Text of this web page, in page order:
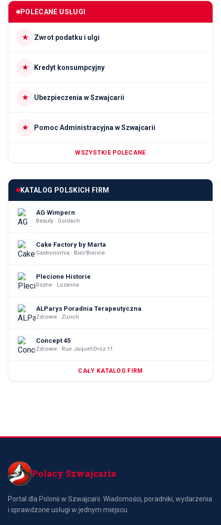
POLECANE USŁUGI
★ Zwrot podatku i ulgi
★ Kredyt konsumpcyjny
★ Ubezpieczenia w Szwajcarii
★ Pomoc Administracyjna w Szwajcarii
WSZYSTKIE POLECANE
KATALOG POLSKICH FIRM
AG Wimpern
Beauty · Goldach
Cake Factory by Marta
Gastronomia · Biel/Bienne
Plecione Historie
Różne · Lozanna
ALParys Poradnia Terapeutyczna
Zdrowie · Zürich
Concept 45
Zdrowie · Rue Jaquet-Droz 11
CAŁY KATALOG FIRM
Polacy Szwajcaria
Portal dla Polonii w Szwajcarii. Wiadomości, poradniki, wydarzenia
i sprawdzone usługi w jednym miejscu.